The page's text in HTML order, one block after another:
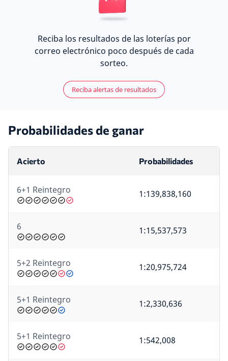
Reciba los resultados de las loterías por
correo electrónico poco después de cada
sorteo.
Reciba alertas de resultados
Probabilidades de ganar
Acierto Probabilidades
6+1 Reintegro 1:139,838,160
6 1:15,537,573
5+2 Reintegro 1:20,975,724
5+1 Reintegro 1:2,330,636
5+1 Reintegro 1:542,008